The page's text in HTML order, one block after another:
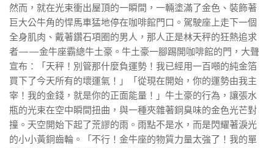
然而，就在光束衝出屋頂的一瞬間，一輛塗滿了金色、裝飾著
巨大公牛角的悍馬車猛地停在咖啡館門口。駕駛座上走下一個
全身肌肉、戴著鑽石項圈的男人，那人正是林天秤的狂熱追求
者——金牛座霸總牛土豪。牛土豪一腳踢開咖啡館的門，大聲
宣布：「天秤！別管那什麼負運勢！我已經用一百噸的純金箔
買下了今天所有的壞運氣！」「從現在開始，你的運勢由我主
宰！我的金錢，就是你的正面能量！」牛土豪的行為，讓張水
瓶的光束在空中瞬間扭曲，與一種夾雜著銅臭味的金色光芒對
撞。天空開始下起了荒謬的雨。雨點不是水，而是閃耀著淚光
的小小黃銅齒輪。「不行！金牛座的物質力量太強了！我的單